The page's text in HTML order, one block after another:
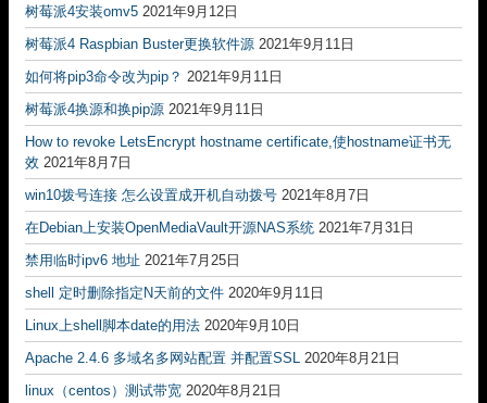
树莓派4安装omv5 2021年9月12日
树莓派4 Raspbian Buster更换软件源 2021年9月11日
如何将pip3命令改为pip？ 2021年9月11日
树莓派4换源和换pip源 2021年9月11日
How to revoke LetsEncrypt hostname certificate,使hostname证书无
效 2021年8月7日
win10拨号连接 怎么设置成开机自动拨号 2021年8月7日
在Debian上安装OpenMediaVault开源NAS系统 2021年7月31日
禁用临时ipv6 地址 2021年7月25日
shell 定时删除指定N天前的文件 2020年9月11日
Linux上shell脚本date的用法 2020年9月10日
Apache 2.4.6 多域名多网站配置 并配置SSL 2020年8月21日
linux（centos）测试带宽 2020年8月21日